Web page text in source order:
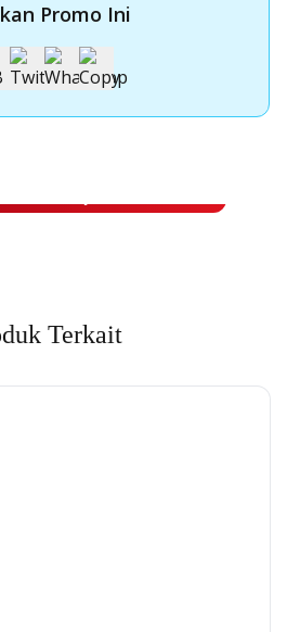
Promo Ini
OCBC NISP
Terkait